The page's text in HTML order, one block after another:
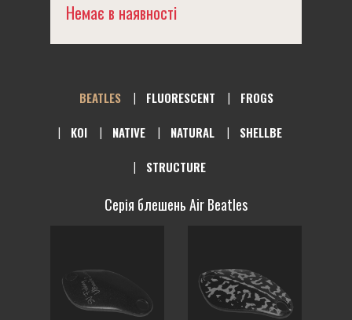
Немає в наявності
BEATLES FLUORESCENT
FROGS
KOI
NATIVE NATURAL
SHELLBE
STRUCTURE
Серія блешень Air Beatles